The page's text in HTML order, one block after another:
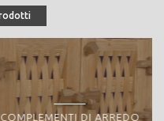
COMPLEMENTI DI ARREDO